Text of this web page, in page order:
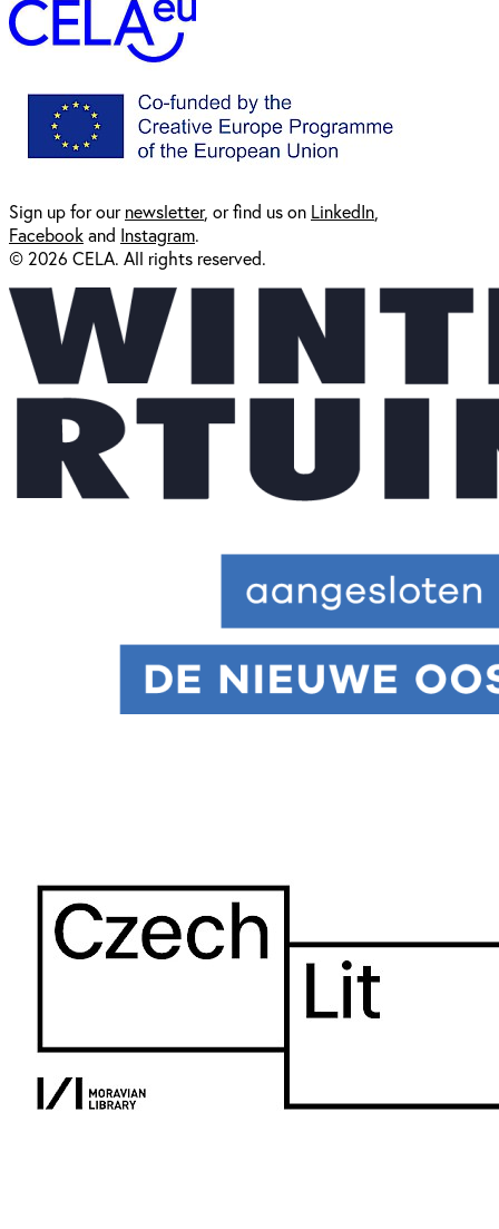
Sign up for ournewsletter, or find us on LinkedIn
Facebookand Instagram.
© 2026 CELA. All rights reserved.